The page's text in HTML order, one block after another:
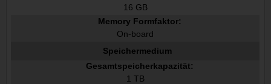
16 GB
Memory Formfaktor:
On-board
Speichermedium
Gesamtspeicherkapazität:
1 TB